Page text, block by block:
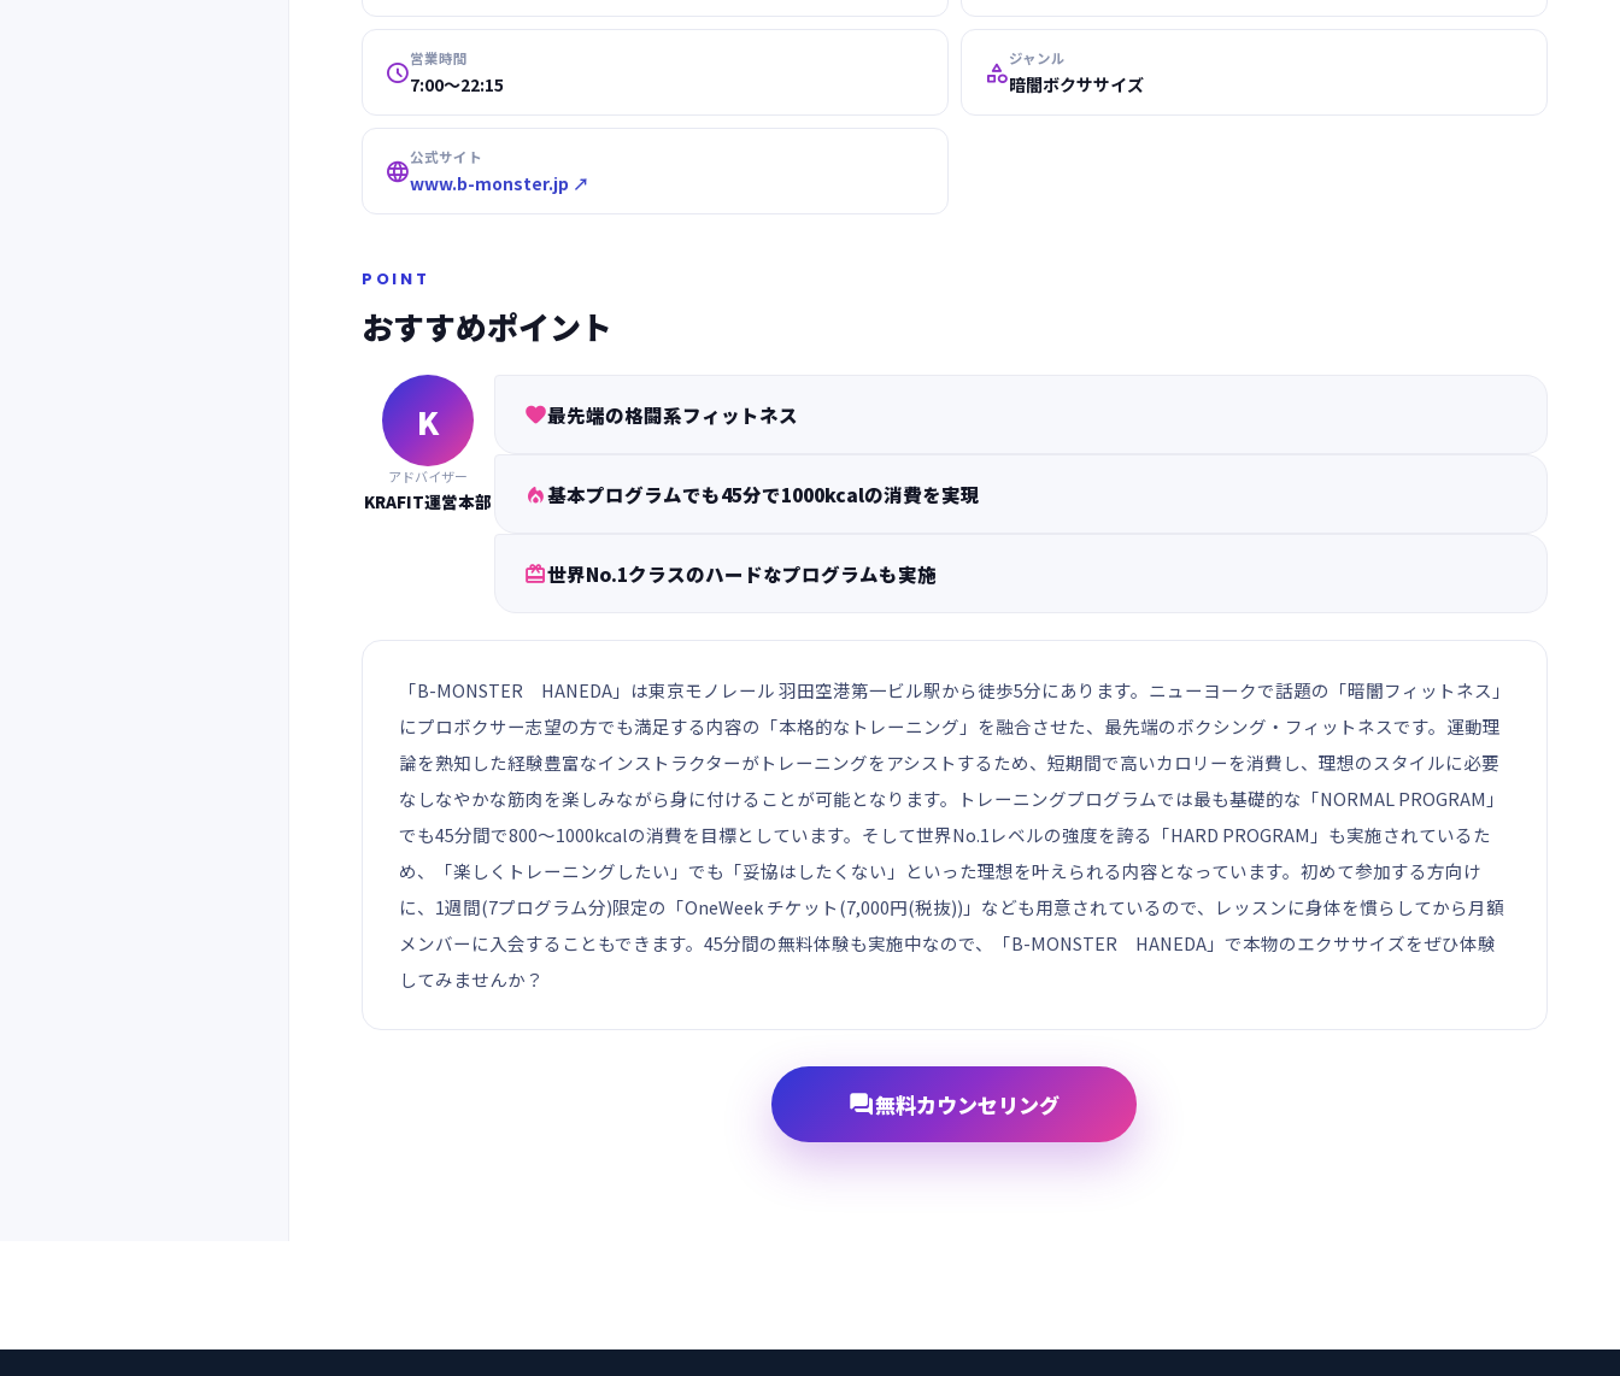
営業時間
7:00〜22:15 ジャンル
暗闇ボクササイズ
公式サイト
www.b-monster.jp ↗
POINT
おすすめポイント
K
アドバイザー
KRAFIT運営本部
最先端の格闘系フィットネス
基本プログラムでも45分で1000kcalの消費を実現
世界No.1クラスのハードなプログラムも実施
「B-MONSTER HANEDA」は東京モノレール 羽田空港第一ビル駅から徒歩5分にあります。ニューヨークで話題の「暗闇フィットネス」
にプロボクサー志望の方でも満足する内容の「本格的なトレーニング」を融合させた、最先端のボクシング・フィットネスです。運動理
論を熟知した経験豊富なインストラクターがトレーニングをアシストするため、短期間で高いカロリーを消費し、理想のスタイルに必要
なしなやかな筋肉を楽しみながら身に付けることが可能となります。トレーニングプログラムでは最も基礎的な「NORMAL PROGRAM」
でも45分間で800～1000kcalの消費を目標としています。そして世界No.1レベルの強度を誇る「HARD PROGRAM」も実施されているた
め、「楽しくトレーニングしたい」でも「妥協はしたくない」といった理想を叶えられる内容となっています。初めて参加する方向け
に、1週間(7プログラム分)限定の「OneWeek チケット(7,000円(税抜))」なども用意されているので、レッスンに身体を慣らしてから月額
メンバーに入会することもできます。45分間の無料体験も実施中なので、「B-MONSTER HANEDA」で本物のエクササイズをぜひ体験
してみませんか？
無料カウンセリング